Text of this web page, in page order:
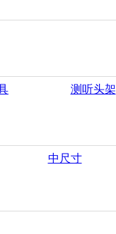
测听头架
中尺寸